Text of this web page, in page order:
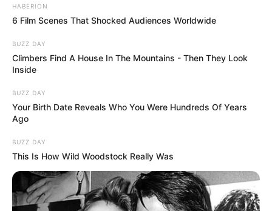
HABERION
6 Film Scenes That Shocked Audiences Worldwide
BUZZ DAY
Climbers Find A House In The Mountains - Then They Look
Inside
BUZZ DAY
Your Birth Date Reveals Who You Were Hundreds Of Years
Ago
BUZZ DAY
This Is How Wild Woodstock Really Was